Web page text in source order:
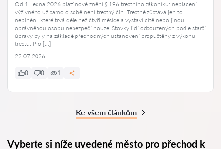
Od 1. ledna 2026 platí nové znění § 196 trestního zákoníku: neplacení
výživného už samo o sobě není trestný čin. Trestné zůstává jen to
neplnění, které trvá déle než čtyři měsíce a vystaví dítě nebo jinou
oprávněnou osobu nebezpečí nouze. Stovky lidí odsouzených podle starší
úpravy byly na základě přechodných ustanovení propuštěny z výkonu
trestu. Pro […]
22.07.2026
0 0 1
Ke všem článkům
Vyberte si níže uvedené město pro přechod k